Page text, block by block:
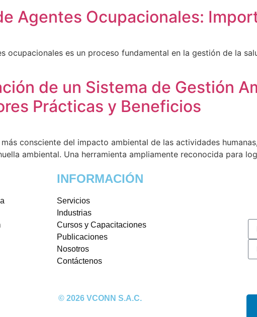
Agentes Ocupacionales:
ocupacionales es un proceso fundamental en la gestión de la
de un Sistema de Gestión
Prácticas y Beneficios
consciente del impacto ambiental de las actividades
ambiental. Una herramienta ampliamente reconocida para
INFORMACIÓN
Servicios
Industrias
Cursos y Capacitaciones
Publicaciones
Nosotros
Contáctenos
© 2026 VCONN S.A.C.